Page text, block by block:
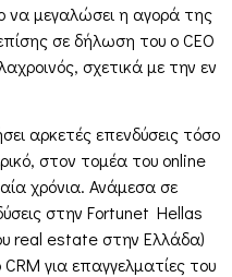
μεγαλώσει η αγορά της
σε δήλωση του ο CEO
σχετικά με την εν
αρκετές επενδύσεις τόσο
στον τομέα του online
χρόνια. Ανάμεσα σε
στην Fortunet Hellas
real estate στην Ελλάδα)
για επαγγελματίες του